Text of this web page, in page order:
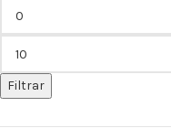
Filtrar